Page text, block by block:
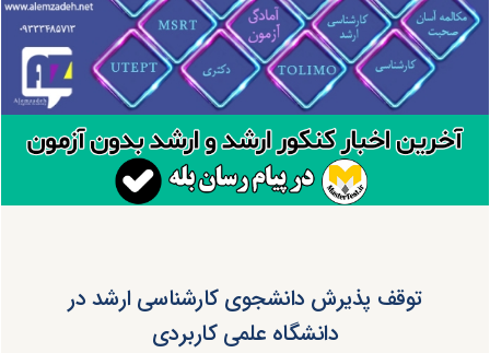
توقف پذیرش دانشجوی کارشناسی ارشد در
دانشگاه علمی کاربردی